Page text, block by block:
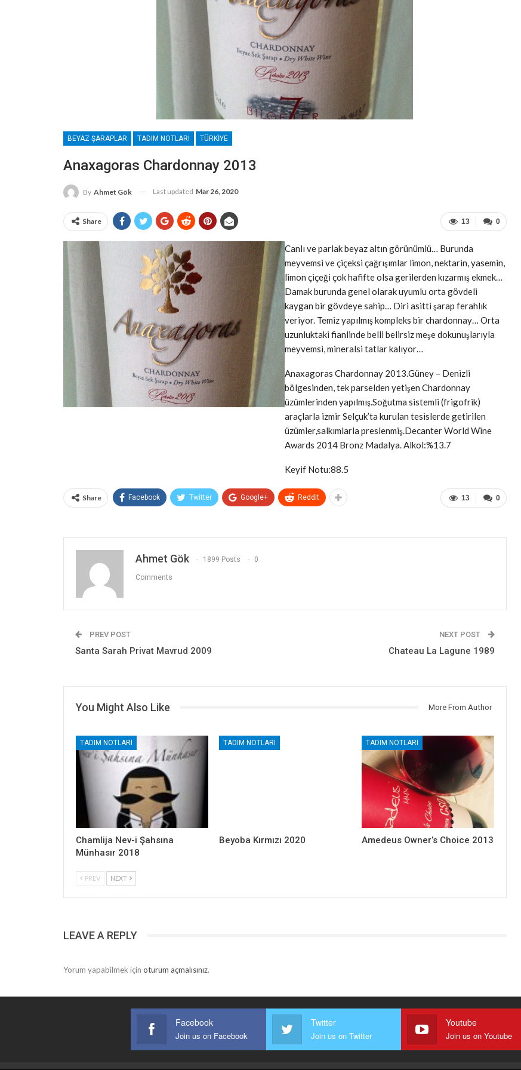
BEYAZ ŞARAPLAR TADIM NOTLARI TÜRKIYE
Anaxagoras Chardonnay 2013
By Ahmet Gök Last updated Mar 26, 2020
0
13
Share
Canlı ve parlak beyaz altın görünümlü… Burunda
meyvemsi ve çiçeksi çağrışımlar limon, nektarin, yasemin,
limon çiçeği çok hafifte olsa gerilerden kızarmış ekmek…
Damak burunda genel olarak uyumlu orta gövdeli
kaygan bir gövdeye sahip… Diri asitti şarap ferahlık
veriyor. Temiz yapılmış kompleks bir chardonnay… Orta
uzunluktaki fianlinde belli belirsiz meşe dokunuşlarıyla
meyvemsi, mineralsi tatlar kalıyor…
Anaxagoras Chardonnay 2013.Güney – Denizli
bölgesinden, tek parselden yetişen Chardonnay
üzümlerinden yapılmış.Soğutma sistemli (frigofrik)
araçlarla izmir Selçuk’ta kurulan tesislerde getirilen
üzümler,salkımlarla preslenmiş.Decanter World Wine
Awards 2014 Bronz Madalya. Alkol:%13.7
Keyif Notu:88.5
0
13
Share Facebook Twitter Google+ ReddIt
Ahmet Gök 1899 Posts 0
Comments
PREV POST
Santa Sarah Privat Mavrud 2009
NEXT POST
Chateau La Lagune 1989
You Might Also Like More From Author
TADIM NOTLARI
Chamlija Nev-i Şahsına
Münhasır 2018
TADIM NOTLARI
Beyoba Kırmızı 2020
TADIM NOTLARI
Amedeus Owner’s Choice 2013
PREV NEXT
LEAVE A REPLY
Yorum yapabilmek için oturum açmalısınız.
Facebook
Join us on Facebook
Twitter
Join us on Twitter
Youtube
Join us on Youtube